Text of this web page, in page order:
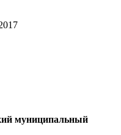
муниципальный